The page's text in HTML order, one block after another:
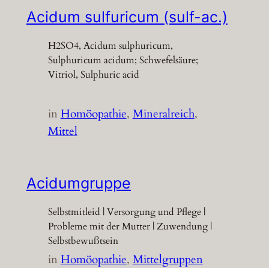
Acidum sulfuricum (sulf-ac.)
H2SO4, Acidum sulphuricum,
Sulphuricum acidum; Schwefelsäure;
Vitriol, Sulphuric acid
inHomöopathie, Mineralreich
Mittel
Acidumgruppe
Selbstmitleid | Versorgung und Pflege |
Probleme mit der Mutter | Zuwendung |
Selbstbewußtsein
inHomöopathie, Mittelgruppen